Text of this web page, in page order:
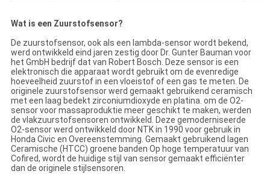
Wat is een Zuurstofsensor?
De zuurstofsensor, ook als een lambda-sensor wordt bekend,
werd ontwikkeld eind jaren zestig door Dr. Gunter Bauman voor
het GmbH bedrijf dat van Robert Bosch. Deze sensor is een
elektronisch die apparaat wordt gebruikt om de evenredige
hoeveelheid zuurstof in een vloeistof of een gas te meten. De
originele zuurstofsensor werd gemaakt gebruikend ceramisch
met een laag bedekt zirconiumdioxyde en platina. om de O2-
sensor voor massaproduktie meer geschikt te maken, werden
de vlakzuurstofsensoren ontwikkeld. Deze gemoderniseerde
O2-sensor werd ontwikkeld door NTK in 1990 voor gebruik in
Honda Civic en Overeenstemming. Gemaakt gebruikend lagen
Ceramische (HTCC) groene banden Op hoge temperatuur van
Cofired, wordt de huidige stijl van sensor gemaakt efficiënter
dan de originele stijlsensoren.